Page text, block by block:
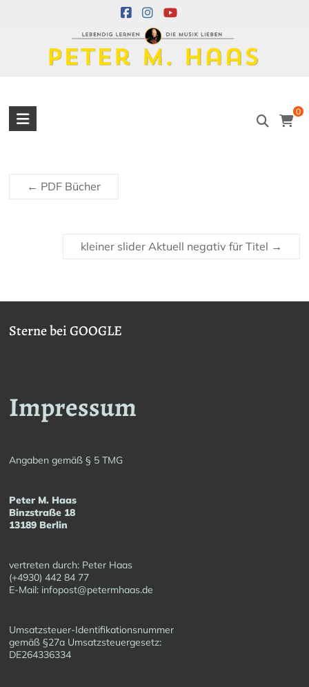
–
Harmonielehre
0
← PDF Bücher
kleiner slider Aktuell negativ für Titel →
Sterne bei GOOGLE
Impressum
Angaben gemäß § 5 TMG
Peter M. Haas
Binzstraße 18
13189 Berlin
vertreten durch: Peter Haas
(+4930) 442 84 77
E-Mail: infopost@petermhaas.de
Umsatzsteuer-Identifikationsnummer
gemäß §27a Umsatzsteuergesetz:
DE264336334